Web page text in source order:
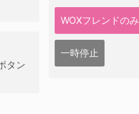
タン
WOXフレンドのみ
一時停止